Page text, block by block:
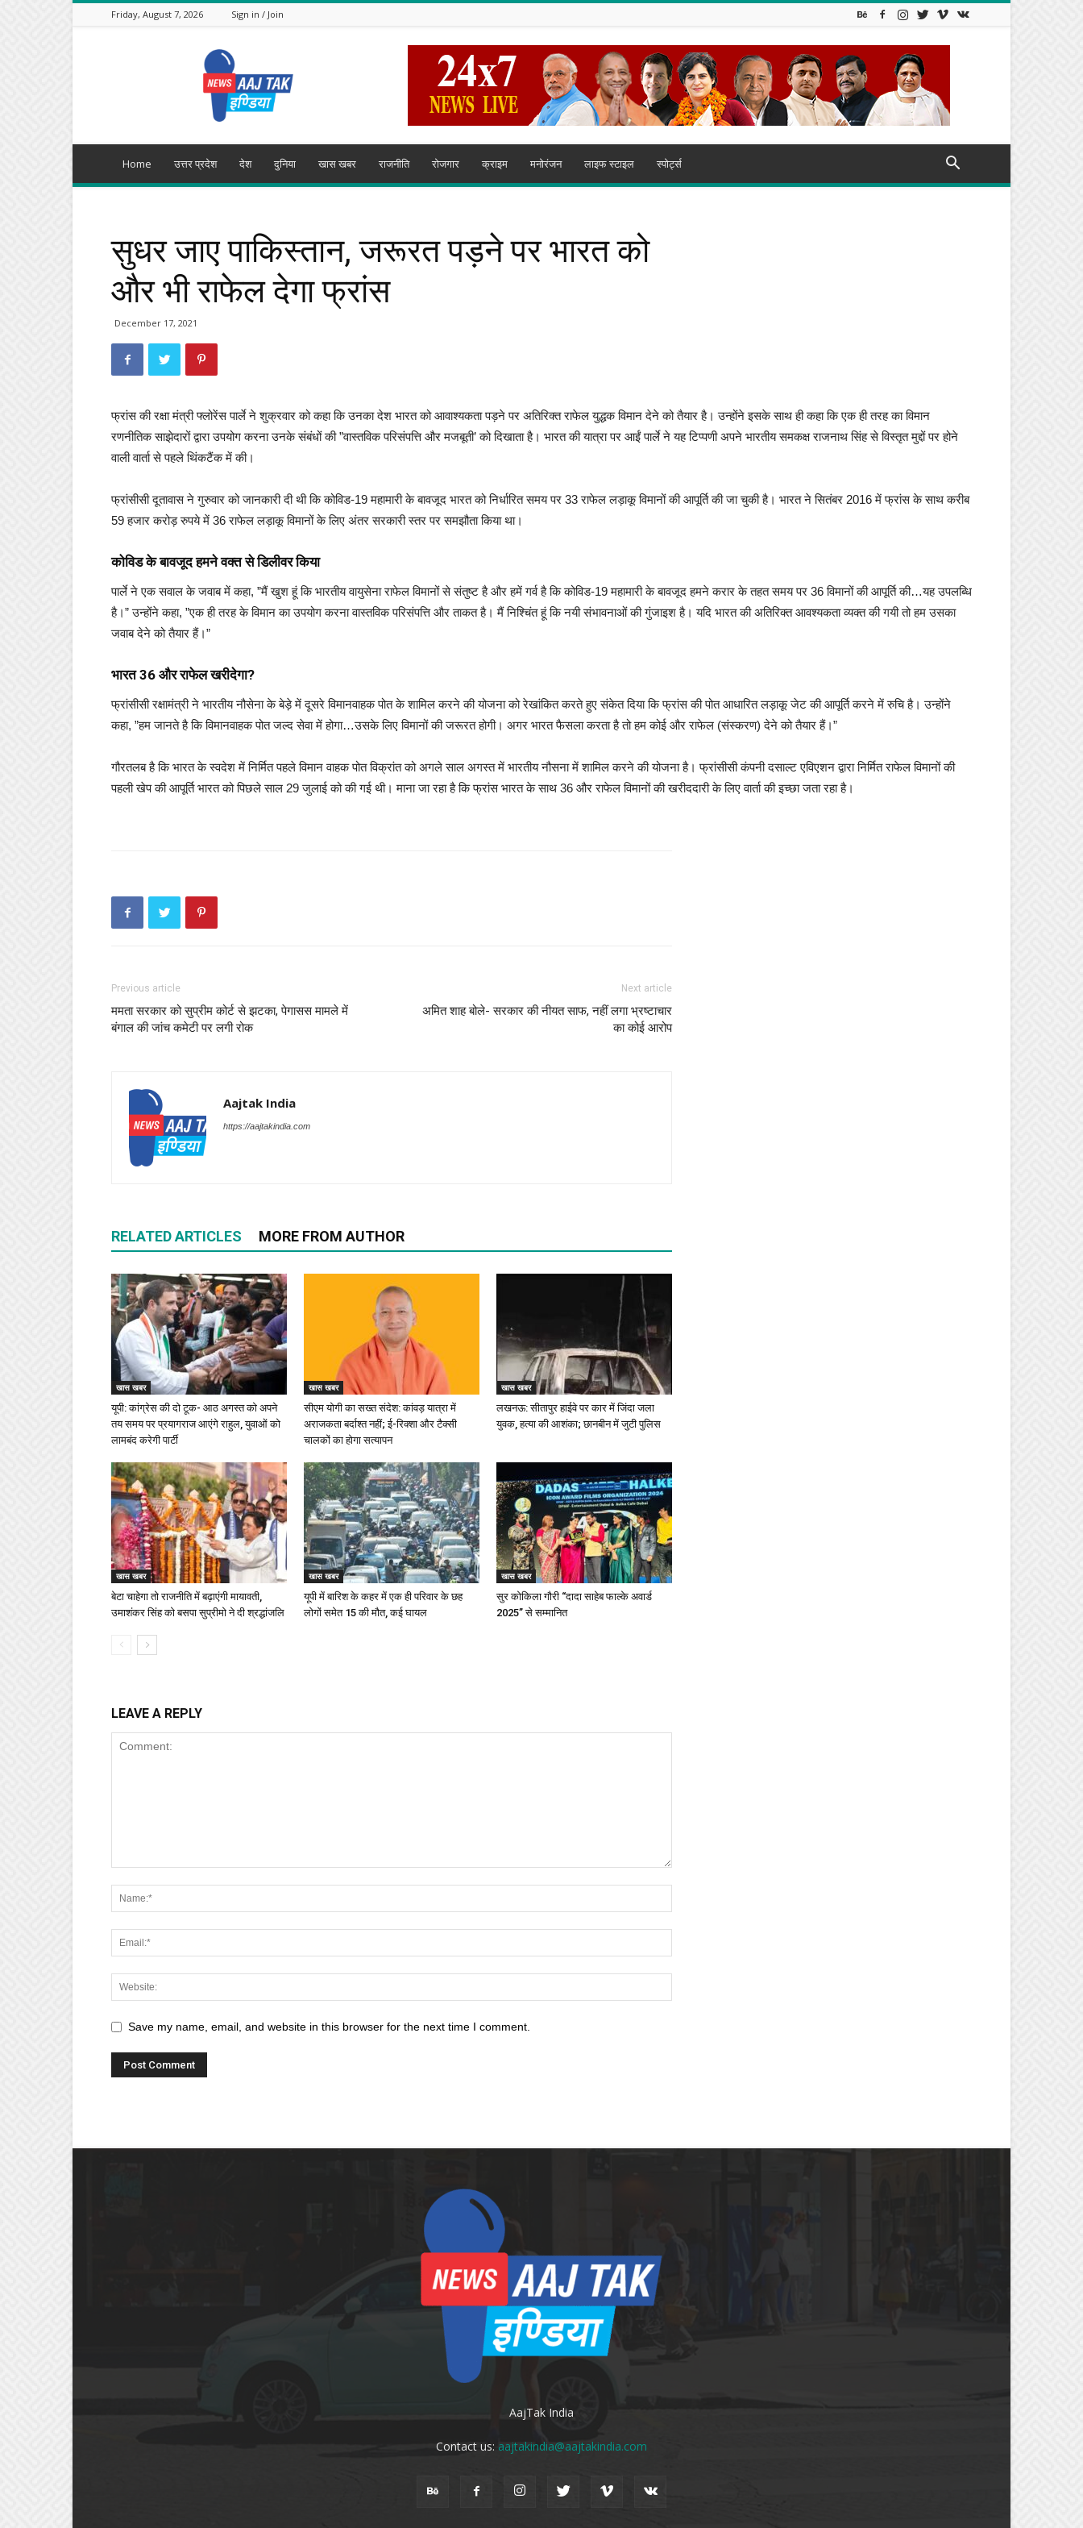
Friday, August 7, 2026 Sign in / Join
India
Home उत्तर प्रदेश देश दुनिया खास खबर राजनीति रोजगार क्राइम मनोरंजन लाइफ स्टाइल स्पोर्ट्स
सुधर जाए पाकिस्तान, जरूरत पड़ने पर भारत को
और भी राफेल देगा फ्रांस
December 17, 2021
फ्रांस की रक्षा मंत्री फ्लोरेंस पार्ले ने शुक्रवार को कहा कि उनका देश भारत को आवाश्यकता पड़ने पर अतिरिक्त राफेल युद्धक विमान देने को तैयार है। उन्होंने इसके साथ ही कहा कि एक ही तरह का विमान
रणनीतिक साझेदारों द्वारा उपयोग करना उनके संबंधों की ”वास्तविक परिसंपत्ति और मजबूती’ को दिखाता है। भारत की यात्रा पर आईं पार्ले ने यह टिप्पणी अपने भारतीय समकक्ष राजनाथ सिंह से विस्तृत मुद्दों पर होने
वाली वार्ता से पहले थिंकटैंक में की।
फ्रांसीसी दूतावास ने गुरुवार को जानकारी दी थी कि कोविड-19 महामारी के बावजूद भारत को निर्धारित समय पर 33 राफेल लड़ाकू विमानों की आपूर्ति की जा चुकी है। भारत ने सितंबर 2016 में फ्रांस के साथ करीब
59 हजार करोड़ रुपये में 36 राफेल लड़ाकू विमानों के लिए अंतर सरकारी स्तर पर समझौता किया था।
कोविड के बावजूद हमने वक्त से डिलीवर किया
पार्ले ने एक सवाल के जवाब में कहा, ”मैं खुश हूं कि भारतीय वायुसेना राफेल विमानों से संतुष्ट है और हमें गर्व है कि कोविड-19 महामारी के बावजूद हमने करार के तहत समय पर 36 विमानों की आपूर्ति की…यह उपलब्धि
है।” उन्होंने कहा, ”एक ही तरह के विमान का उपयोग करना वास्तविक परिसंपत्ति और ताकत है। मैं निश्चिंत हूं कि नयी संभावनाओं की गुंजाइश है। यदि भारत की अतिरिक्त आवश्यकता व्यक्त की गयी तो हम उसका
जवाब देने को तैयार हैं।”
भारत 36 और राफेल खरीदेगा?
फ्रांसीसी रक्षामंत्री ने भारतीय नौसेना के बेड़े में दूसरे विमानवाहक पोत के शामिल करने की योजना को रेखांकित करते हुए संकेत दिया कि फ्रांस की पोत आधारित लड़ाकू जेट की आपूर्ति करने में रुचि है। उन्होंने
कहा, ”हम जानते है कि विमानवाहक पोत जल्द सेवा में होगा…उसके लिए विमानों की जरूरत होगी। अगर भारत फैसला करता है तो हम कोई और राफेल (संस्करण) देने को तैयार हैं।”
गौरतलब है कि भारत के स्वदेश में निर्मित पहले विमान वाहक पोत विक्रांत को अगले साल अगस्त में भारतीय नौसना में शामिल करने की योजना है। फ्रांसीसी कंपनी दसाल्ट एविएशन द्वारा निर्मित राफेल विमानों की
पहली खेप की आपूर्ति भारत को पिछले साल 29 जुलाई को की गई थी। माना जा रहा है कि फ्रांस भारत के साथ 36 और राफेल विमानों की खरीददारी के लिए वार्ता की इच्छा जता रहा है।
Previous article
ममता सरकार को सुप्रीम कोर्ट से झटका, पेगासस मामले में
बंगाल की जांच कमेटी पर लगी रोक
Next article
अमित शाह बोले- सरकार की नीयत साफ, नहीं लगा भ्रष्टाचार
का कोई आरोप
Aajtak India
https://aajtakindia.com
RELATED ARTICLES MORE FROM AUTHOR
खास खबर
यूपी: कांग्रेस की दो टूक- आठ अगस्त को अपने
तय समय पर प्रयागराज आएंगे राहुल, युवाओं को
लामबंद करेगी पार्टी
खास खबर
सीएम योगी का सख्त संदेश: कांवड़ यात्रा में
अराजकता बर्दाश्त नहीं; ई-रिक्शा और टैक्सी
चालकों का होगा सत्यापन
खास खबर
लखनऊ: सीतापुर हाईवे पर कार में जिंदा जला
युवक, हत्या की आशंका; छानबीन में जुटी पुलिस
खास खबर
बेटा चाहेगा तो राजनीति में बढ़ाएंगी मायावती,
उमाशंकर सिंह को बसपा सुप्रीमो ने दी श्रद्धांजलि
खास खबर
यूपी में बारिश के कहर में एक ही परिवार के छह
लोगों समेत 15 की मौत, कई घायल
खास खबर
सुर कोकिला गौरी “दादा साहेब फाल्के अवार्ड
2025” से सम्मानित
LEAVE A REPLY
Save my name, email, and website in this browser for the next time I comment.
AajTak India
Contact us: aajtakindia@aajtakindia.com